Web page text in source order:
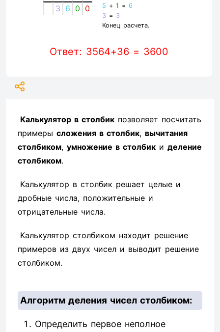
3 6 0 0
5 +1 =6
3 = 3
Конец расчета.
Ответ: 3564+36 = 3600
Калькулятор в столбик позволяет посчитать
примеры сложения в столбик, вычитания
столбиком, умножение в столбик и деление
столбиком.
Калькулятор в столбик решает целые и
дробные числа, положительные и
отрицательные числа.
Калькулятор столбиком находит решение
примеров из двух чисел и выводит решение
столбиком.
Алгоритм деления чисел столбиком:
Определить первое неполное